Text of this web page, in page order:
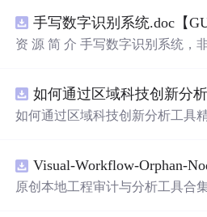
手写数字识别系统.doc【
资 源 简 介 手写数字识别系统，
带有直观的图形用户界面（GUI
需要将手写数字输入系统，它将
是 一个非常方便和实用的工具，
如何通过区域科技创新分析工具
原创本地工程审计与分析工具合